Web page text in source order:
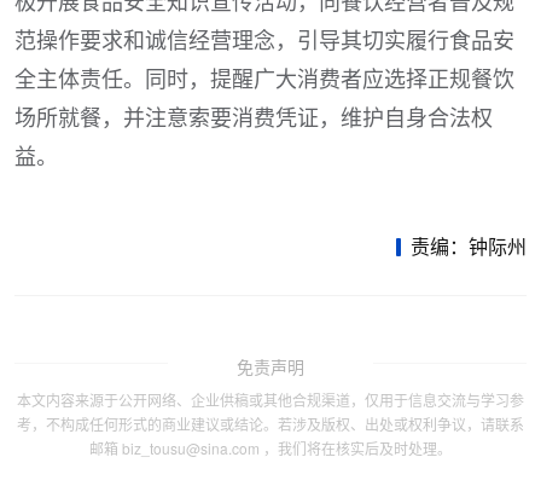
范操作要求和诚信经营理念，引导其切实履行食品安
全主体责任。同时，提醒广大消费者应选择正规餐饮
场所就餐，并注意索要消费凭证，维护自身合法权
益。
责编：钟际州
免责声明
本文内容来源于公开网络、企业供稿或其他合规渠道，仅用于信息交流与学习参
考，不构成任何形式的商业建议或结论。若涉及版权、出处或权利争议，请联系
邮箱 biz_tousu@sina.com ，我们将在核实后及时处理。